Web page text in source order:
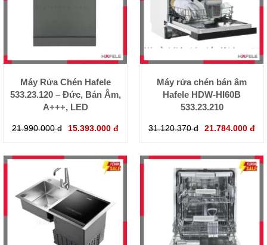
Máy Rửa Chén Hafele
533.23.120 – Đức, Bán Âm,
A+++, LED
21.990.000 đ 15.393.000 đ
Máy rửa chén bán âm
Hafele HDW-HI60B
533.23.210
31.120.370 đ 21.784.000 đ